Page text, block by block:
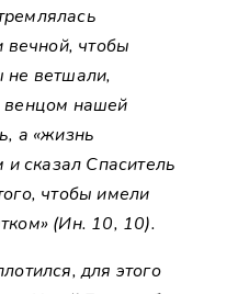
вечной, чтобы
не ветшали,
венцом нашей
а «жизнь
и сказал Спаситель
чтобы имели
(Ин. 10, 10).
для этого